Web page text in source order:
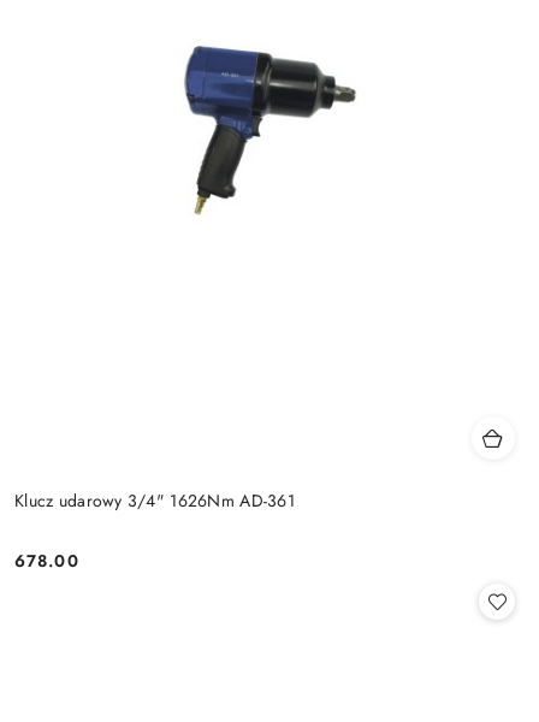
Klucz udarowy 3/4" 1626Nm AD-361
Cena:
678.00